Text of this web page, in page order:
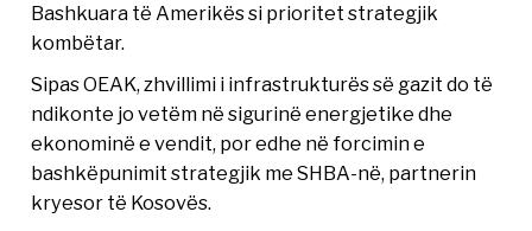
Bashkuara të Amerikës si prioritet strategjik
kombëtar.
Sipas OEAK, zhvillimi i infrastrukturës së gazit do të
ndikonte jo vetëm në sigurinë energjetike dhe
ekonominë e vendit, por edhe në forcimin e
bashkëpunimit strategjik me SHBA-në, partnerin
kryesor të Kosovës.